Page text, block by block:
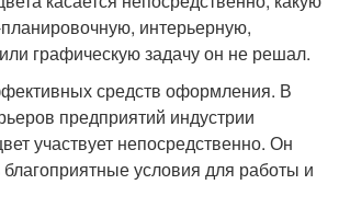
интерьерную,
графическую задачу он не решал.
средств оформления. В
предприятий индустрии
участвует непосредственно. Он
благоприятные условия для работы и